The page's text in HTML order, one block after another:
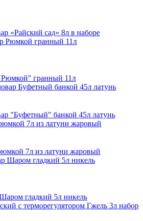
«Райский сад» 8л в наборе
гранный 11л
"Буфетный" банкой 45л латунь
7л из латуни жаровый
гладкий 5л никель